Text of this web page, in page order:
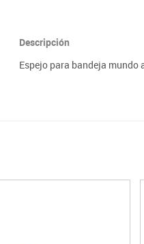
Descripción
Espejo para bandeja mundo